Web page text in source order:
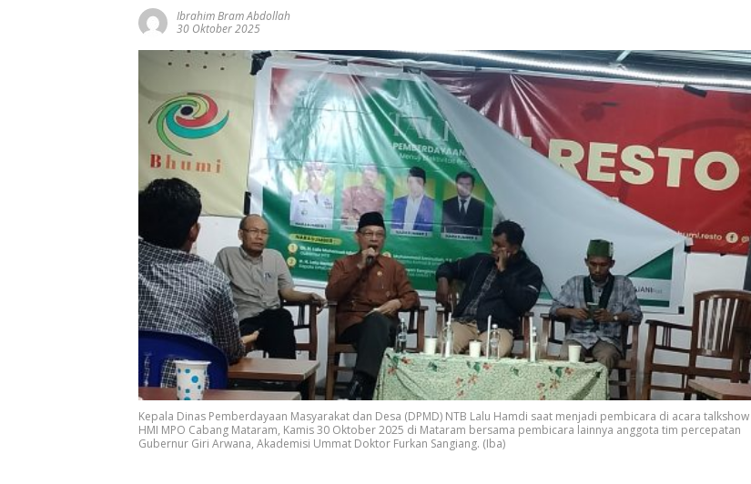
Ibrahim Bram Abdollah
30 Oktober 2025
Kepala Dinas Pemberdayaan Masyarakat dan Desa (DPMD) NTB Lalu Hamdi saat menjadi pembicara di acara talkshow
HMI MPO Cabang Mataram, Kamis 30 Oktober 2025 di Mataram bersama pembicara lainnya anggota tim percepatan
Gubernur Giri Arwana, Akademisi Ummat Doktor Furkan Sangiang. (Iba)